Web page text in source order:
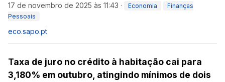
17 de novembro de 2025 às 11:43 · Economia
Finanças
Pessoais
eco.sapo.pt
Taxa de juro no crédito à habitação cai para
3,180% em outubro, atingindo mínimos de dois